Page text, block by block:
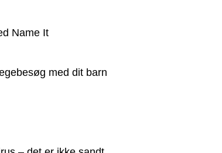
Name It
med dit barn